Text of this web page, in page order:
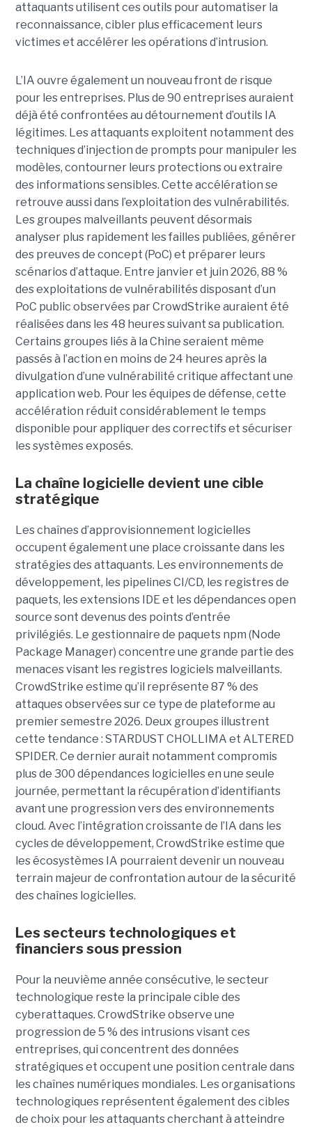
attaquants utilisent ces outils pour automatiser la
reconnaissance, cibler plus efficacement leurs
victimes et accélérer les opérations d’intrusion.
L’IA ouvre également un nouveau front de risque
pour les entreprises. Plus de 90 entreprises auraient
déjà été confrontées au détournement d’outils IA
légitimes. Les attaquants exploitent notamment des
techniques d’injection de prompts pour manipuler les
modèles, contourner leurs protections ou extraire
des informations sensibles. Cette accélération se
retrouve aussi dans l’exploitation des vulnérabilités.
Les groupes malveillants peuvent désormais
analyser plus rapidement les failles publiées, générer
des preuves de concept (PoC) et préparer leurs
scénarios d’attaque. Entre janvier et juin 2026, 88 %
des exploitations de vulnérabilités disposant d’un
PoC public observées par CrowdStrike auraient été
réalisées dans les 48 heures suivant sa publication.
Certains groupes liés à la Chine seraient même
passés à l’action en moins de 24 heures après la
divulgation d’une vulnérabilité critique affectant une
application web. Pour les équipes de défense, cette
accélération réduit considérablement le temps
disponible pour appliquer des correctifs et sécuriser
les systèmes exposés.
La chaîne logicielle devient une cible
stratégique
Les chaînes d’approvisionnement logicielles
occupent également une place croissante dans les
stratégies des attaquants. Les environnements de
développement, les pipelines CI/CD, les registres de
paquets, les extensions IDE et les dépendances open
source sont devenus des points d’entrée
privilégiés. Le gestionnaire de paquets npm (Node
Package Manager) concentre une grande partie des
menaces visant les registres logiciels malveillants.
CrowdStrike estime qu’il représente 87 % des
attaques observées sur ce type de plateforme au
premier semestre 2026. Deux groupes illustrent
cette tendance : STARDUST CHOLLIMA et ALTERED
SPIDER. Ce dernier aurait notamment compromis
plus de 300 dépendances logicielles en une seule
journée, permettant la récupération d’identifiants
avant une progression vers des environnements
cloud. Avec l’intégration croissante de l’IA dans les
cycles de développement, CrowdStrike estime que
les écosystèmes IA pourraient devenir un nouveau
terrain majeur de confrontation autour de la sécurité
des chaînes logicielles.
Les secteurs technologiques et
financiers sous pression
Pour la neuvième année consécutive, le secteur
technologique reste la principale cible des
cyberattaques. CrowdStrike observe une
progression de 5 % des intrusions visant ces
entreprises, qui concentrent des données
stratégiques et occupent une position centrale dans
les chaînes numériques mondiales. Les organisations
technologiques représentent également des cibles
de choix pour les attaquants cherchant à atteindre